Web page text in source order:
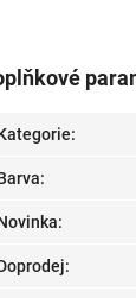
:
:
:
: